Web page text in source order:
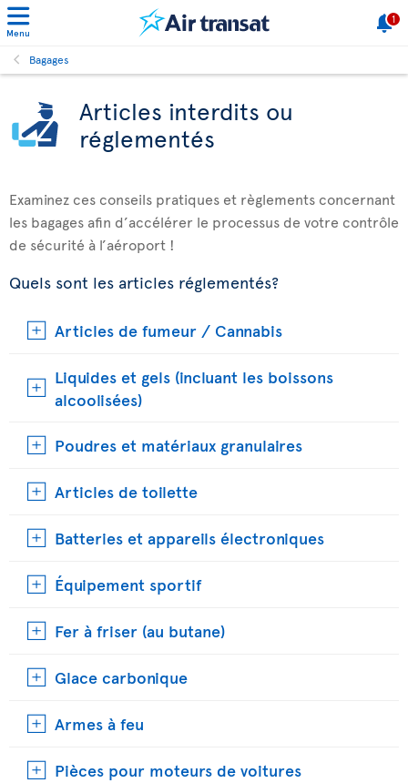
Menu
1
Bagages
Articles interdits ou
réglementés
Examinez ces conseils pratiques et règlements concernant
les bagages afin d’accélérer le processus de votre contrôle
de sécurité à l’aéroport !
Quels sont les articles réglementés?
Articles de fumeur / Cannabis
Liquides et gels (incluant les boissons
alcoolisées)
Poudres et matériaux granulaires
Articles de toilette
Batteries et appareils électroniques
Équipement sportif
Fer à friser (au butane)
Glace carbonique
Armes à feu
Pièces pour moteurs de voitures